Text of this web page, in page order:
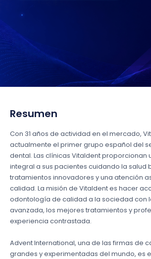
Resumen
Con 31 años de actividad en el mercado,
actualmente el primer grupo español del
dental. Las clínicas Vitaldent proporcionan
integral a sus pacientes cuidando la salud
tratamientos innovadores y una atención
calidad. La misión de Vitaldent es hacer
odontología de calidad a la sociedad con
avanzada, los mejores tratamientos y
experiencia contrastada.
Advent International, una de las firmas de
grandes y experimentadas del mundo, es